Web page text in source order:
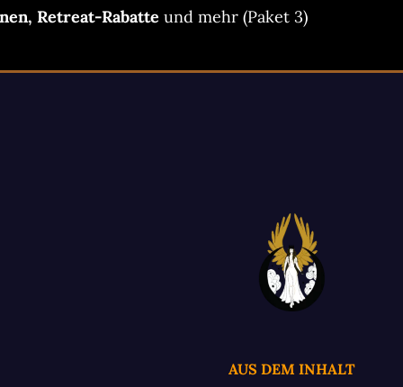
Retreat-Rabatte und mehr (Paket 3)
AUS DEM INHALT